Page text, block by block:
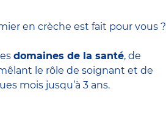
en crèche est fait pour vous ?
domaines de la santé, de
le rôle de soignant et de
mois jusqu’à 3 ans.